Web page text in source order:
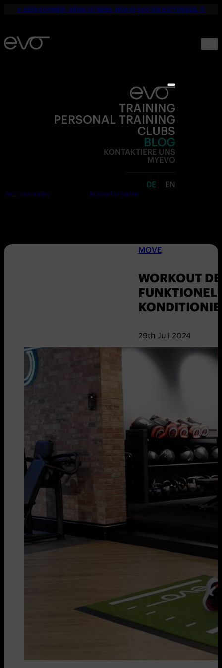
☀️ DEIN SOMMER. DEINE FITNESS. NUR 19,90€ BIS SEPTEMBER. 💪
TRAINING
PERSONAL TRAINING
CLUBS
BLOG
KONTAKTIERE UNS
MYEVO
DE EN
Jetzt anmelden Kostenlos testen
MOVE
WORKOUT
29th Juli 2024